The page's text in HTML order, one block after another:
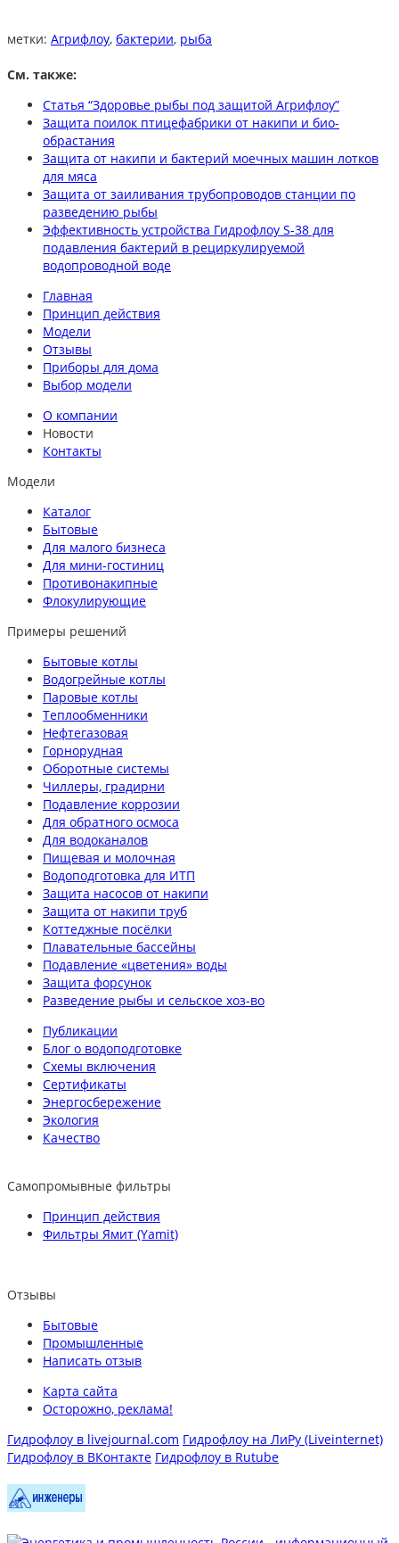
метки: Агрифлоу, бактерии, рыба
См. также:
Статья “Здоровье рыбы под защитой Агрифлоу”
Защита поилок птицефабрики от накипи и био-
обрастания
Защита от накипи и бактерий моечных машин лотков
для мяса
Защита от заиливания трубопроводов станции по
разведению рыбы
Эффективность устройства Гидрофлоу S-38 для
подавления бактерий в рециркулируемой
водопроводной воде
Главная
Принцип действия
Модели
Отзывы
Приборы для дома
Выбор модели
О компании
Новости
Контакты
Модели
Каталог
Бытовые
Для малого бизнеса
Для мини-гостиниц
Противонакипные
Флокулирующие
Примеры решений
Бытовые котлы
Водогрейные котлы
Паровые котлы
Теплообменники
Нефтегазовая
Горнорудная
Оборотные системы
Чиллеры, градирни
Подавление коррозии
Для обратного осмоса
Для водоканалов
Пищевая и молочная
Водоподготовка для ИТП
Защита насосов от накипи
Защита от накипи труб
Коттеджные посёлки
Плавательные бассейны
Подавление «цветения» воды
Защита форсунок
Разведение рыбы и сельское хоз-во
Публикации
Блог о водоподготовке
Схемы включения
Сертификаты
Энергосбережение
Экология
Качество
Самопромывные фильтры
Принцип действия
Фильтры Ямит (Yamit)
Отзывы
Бытовые
Промышленные
Написать отзыв
Карта сайта
Осторожно, реклама!
Гидрофлоу в livejournal.com Гидрофлоу на ЛиРу (Liveinternet)
Гидрофлоу в ВКонтакте Гидрофлоу в Rutube